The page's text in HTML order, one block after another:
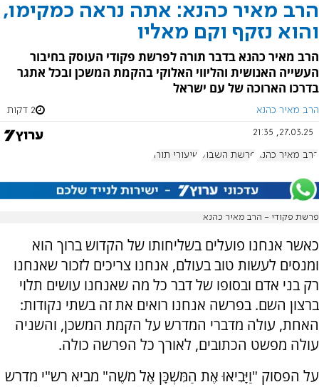
הרב מאיר כהנא: אתה נראה כמקימו,
והוא נזקף וקם מאליו
הרב מאיר כהנא בדבר תורה לפרשת פקודי העוסק בחיבור
העשייה האנושית והליווי האלוקי בהקמת המשכן ובכל אתגר
בדרכו הארוכה של עם ישראל
הרב מאיר כהנא 2 דקות
27.03.25, 21:35
הרב מאיר כהנא פרשת השבוע שיעורי תורה
פרשת פקודי - הרב מאיר כהנא
כאשר אנחנו פועלים בשליחותו של הקדוש ברוך הוא
ומנסים לעשות טוב בעולם, אנחנו צריכים לזכור שאנחנו
רק בני אדם ובסופו של דבר כל מה שאנחנו עושים תלוי
ברצון השם. בפרשה אנחנו רואים את זה בשתי נקודות:
האחת, עולה מדברי המדרש על הקמת המשכן, והשניה
עולה מפשט הכתובים, לאורך כל הפרשה כולה.
על הפסוק "וַיָּבִיאוּ אֶת הַמִּשְׁכָּן אֶל מֹשֶׁה" מביא רש"י מדרש